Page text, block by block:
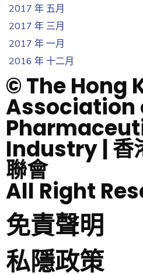
2017 年 五月
2017 年 三月
2017 年 一月
2016 年 十二月
© The Hong
Association
Industry | 香
聯會
All Right
免責聲明
私隱政策